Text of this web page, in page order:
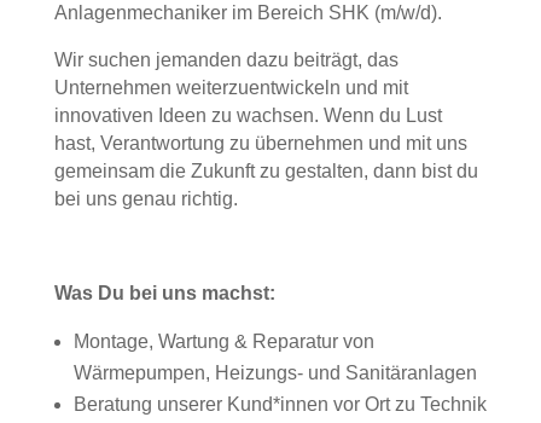
Anlagenmechaniker im Bereich SHK (m/w/d).
Wir suchen jemanden dazu beiträgt, das
Unternehmen weiterzuentwickeln und mit
innovativen Ideen zu wachsen. Wenn du Lust
hast, Verantwortung zu übernehmen und mit uns
gemeinsam die Zukunft zu gestalten, dann bist du
bei uns genau richtig.
Was Du bei uns machst:
Montage, Wartung & Reparatur von
Wärmepumpen, Heizungs- und Sanitäranlagen
Beratung unserer Kund*innen vor Ort zu Technik